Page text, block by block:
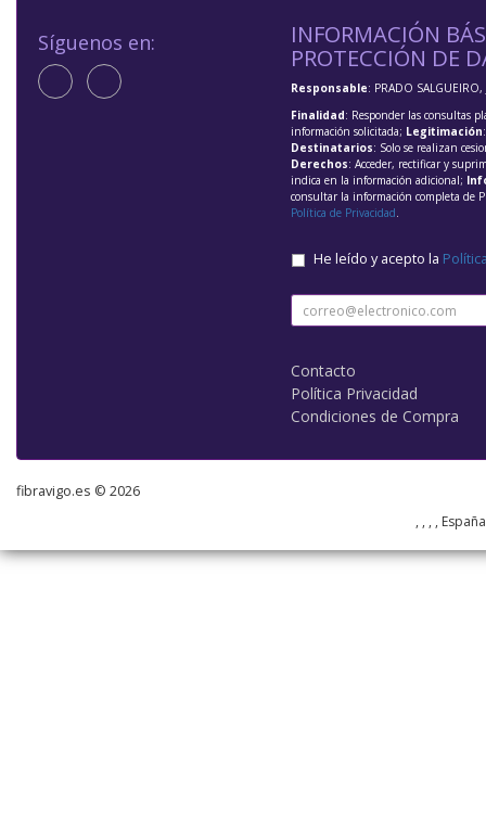
Síguenos en: INFORMACIÓN
PROTECCIÓN DE
Responsable: PRADO SALGUEIRO,
Finalidad: Responder las consultas
información solicitada; Legitimación
Destinatarios: Solo se realizan
Derechos: Acceder, rectificar y
indica en la información adicional;
consultar la información completa de
Política de Privacidad.
He leído y acepto la
Contacto
Política Privacidad
Condiciones de Compra
fibravigo.es © 2026
, , , ,